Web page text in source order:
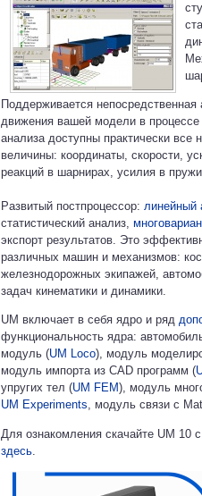
Поддерживается непосредственная
движения вашей модели в
анализа доступны практически все
величины: координаты, скорости,
реакций в шарнирах, усилия в
Развитый постпроцессор: линейный
статистический анализ,
экспорт результатов. Это
различных машин и механизмов:
железнодорожных экипажей,
задач кинематики и динамики.
UM включает в себя ядро и ряд
функциональность ядра:
модуль (UM Loco), модуль
модуль импорта из CAD программ (
упругих тел (UM FEM), модуль
UM Experiments, модуль связи с
Для ознакомления скачайте UM 10
здесь